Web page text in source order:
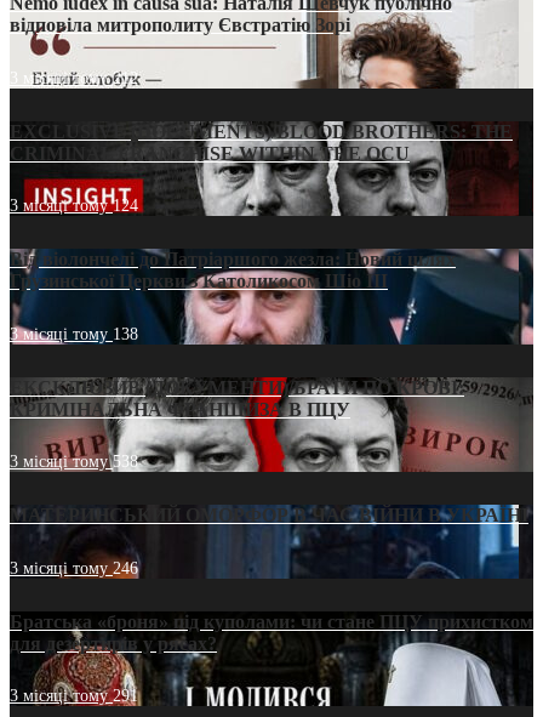
відповіла митрополиту Євстратію Зорі
3 місяці тому212
EXCLUSIVE (DOCUMENTS)/BLOOD BROTHERS: THE
CRIMINAL FRANCHISE WITHIN THE OCU
3 місяці тому124
Від віолончелі до Патріаршого жезла: Новий шлях
Грузинської Церкви з Католикосом Шіо III
3 місяці тому 138
ЕКСКЛЮЗИВ (ДОКУМЕНТИ)/БРАТИ ПО КРОВІ:
КРИМІНАЛЬНА ФРАНШИЗА В ПЦУ
3 місяці тому538
МАТЕРИНСЬКИЙ ОМОРФОР В ЧАС ВІЙНИ В УКРАЇНІ
3 місяці тому246
Братська «броня» під куполами: чи стане ПЦУ прихистком
для дезертирів у рясах?
3 місяці тому291